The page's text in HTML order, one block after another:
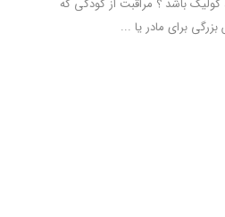
کولیک باشد ؟ مراقبت از کودکی که
برای مادر یا ...